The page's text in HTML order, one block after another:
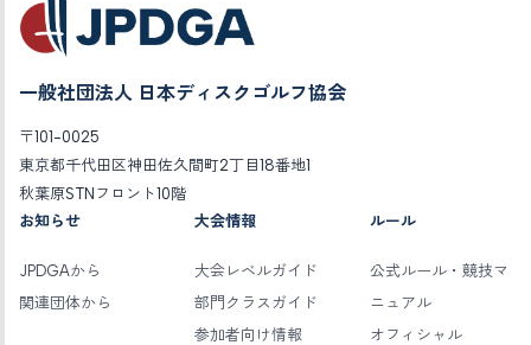
一般社団法人 日本ディスクゴルフ協会
〒101-0025
東京都千代田区神田佐久間町2丁目18番地1
秋葉原STNフロント10階
お知らせ
JPDGAから
関連団体から
大会情報
大会レベルガイド
部門クラスガイド
参加者向け情報
ルール
公式ルール・競技マ
ニュアル
オフィシャル